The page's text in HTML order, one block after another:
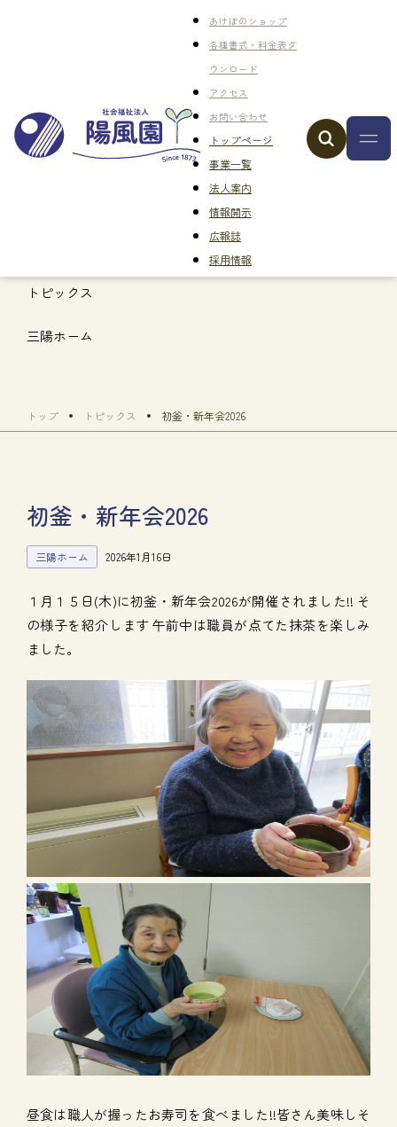
あけぼのショップ
各種書式・料金表ダ
ウンロード
アクセス
お問い合わせ
トップページ
事業一覧
法人案内
情報開示
広報誌
採用情報
トピックス
三陽ホーム
トップ トピックス 初釜・新年会2026
初釜・新年会2026
三陽ホーム 2026年1月16日
１月１５日(木)に初釜・新年会2026が開催されました!! そ
の様子を紹介します午前中は職員が点てた抹茶を楽しみ
ました。
昼食は職人が握ったお寿司を食べました!!皆さん美味しそ